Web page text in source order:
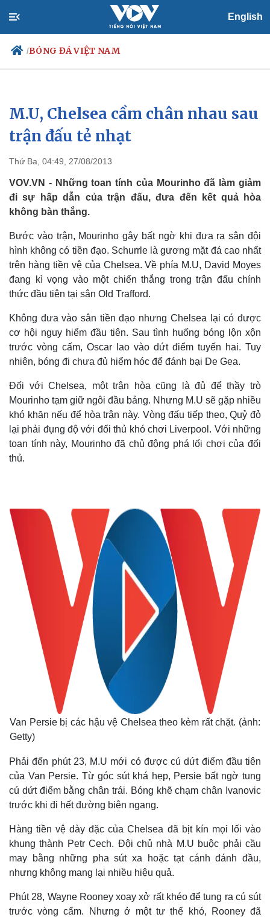
English
/BÓNG ĐÁ VIỆT NAM
Chính trị
Đảng
Tổ chức nhân sự
Nhận diện sự thật
Xã hội
Việc làm
Biển đảo
Thế giới
Quan sát
Hồ sơ
Multimedia
Video
E-Magazine
Infographic
M.U, Chelsea cầm chân nhau sau
trận đấu tẻ nhạt
Thứ Ba, 04:49, 27/08/2013
VOV.VN - Những toan tính của Mourinho đã làm giảm
đi sự hấp dẫn của trận đấu, đưa đến kết quả hòa
không bàn thắng.
Bước vào trận, Mourinho gây bất ngờ khi đưa ra sân đội
hình không có tiền đạo. Schurrle là gương mặt đá cao nhất
trên hàng tiền vệ của Chelsea. Về phía M.U, David Moyes
đang kì vọng vào một chiến thắng trong trận đấu chính
thức đầu tiên tại sân Old Trafford.
Không đưa vào sân tiền đạo nhưng Chelsea lại có được
cơ hội nguy hiểm đầu tiên. Sau tình huống bóng lộn xộn
trước vòng cấm, Oscar lao vào dứt điểm tuyến hai. Tuy
nhiên, bóng đi chưa đủ hiểm hóc để đánh bại De Gea.
Đối với Chelsea, một trận hòa cũng là đủ để thầy trò
Mourinho tạm giữ ngôi đầu bảng. Nhưng M.U sẽ gặp nhiều
khó khăn nếu để hòa trận này. Vòng đấu tiếp theo, Quỷ đỏ
lại phải đụng độ với đối thủ khó chơi Liverpool. Với những
toan tính này, Mourinho đã chủ động phá lối chơi của đối
thủ.
Van Persie bị các hậu vệ Chelsea theo kèm rất chặt. (ảnh:
Getty)
Phải đến phút 23, M.U mới có được cú dứt điểm đầu tiên
của Van Persie. Từ góc sút khá hẹp, Persie bất ngờ tung
cú dứt điểm bằng chân trái. Bóng khẽ chạm chân Ivanovic
trước khi đi hết đường biên ngang.
Hàng tiền vệ dày đặc của Chelsea đã bịt kín mọi lối vào
khung thành Petr Cech. Đội chủ nhà M.U buộc phải cầu
may bằng những pha sút xa hoặc tạt cánh đánh đầu,
nhưng không mang lại nhiều hiệu quả.
Phút 28, Wayne Rooney xoay xở rất khéo để tung ra cú sút
trước vòng cấm. Nhưng ở một tư thế khó, Rooney đã